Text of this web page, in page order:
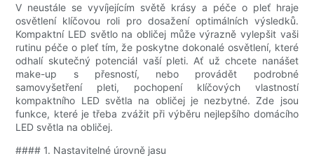
V neustále se vyvíjejícím světě krásy a péče o pleť hraje
osvětlení klíčovou roli pro dosažení optimálních výsledků.
Kompaktní LED světlo na obličej může výrazně vylepšit vaši
rutinu péče o pleť tím, že poskytne dokonalé osvětlení, které
odhalí skutečný potenciál vaší pleti. Ať už chcete nanášet
make-up s přesností, nebo provádět podrobné
samovyšetření pleti, pochopení klíčových vlastností
kompaktního LED světla na obličej je nezbytné. Zde jsou
funkce, které je třeba zvážit při výběru nejlepšího domácího
LED světla na obličej.
#### 1. Nastavitelné úrovně jasu